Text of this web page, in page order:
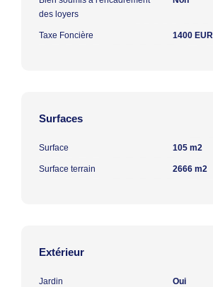
des loyers
Taxe Foncière 1400 EUR
Surfaces
Surface 105 m2
Surface terrain 2666 m2
Extérieur
Jardin Oui